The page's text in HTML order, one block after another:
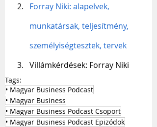
Forray Niki: alapelvek,
munkatársak, teljesítmény,
személyiségtesztek, tervek
Villámkérdések: Forray Niki
Tags:
• Magyar Business Podcast
• Magyar Business
• Magyar Business Podcast Csoport
• Magyar Business Podcast Epizódok